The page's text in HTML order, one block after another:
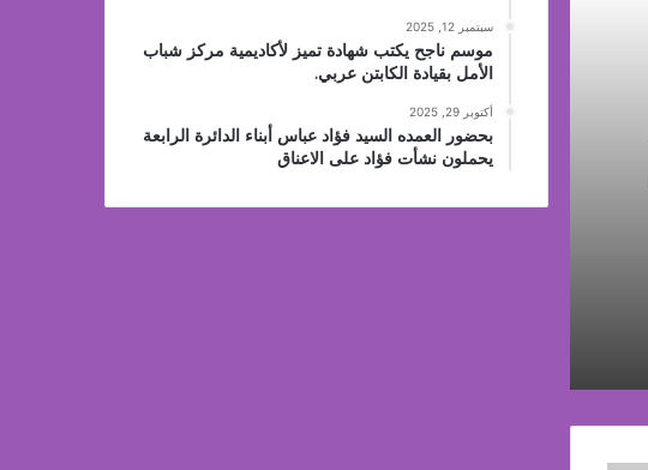
سبتمبر 12, 2025
موسم ناجح يكتب شهادة تميز لأكاديمية مركز شباب
الأمل بقيادة الكابتن عربي.
أكتوبر 29, 2025
بحضور العمده السيد فؤاد عباس أبناء الدائرة الرابعة
يحملون نشأت فؤاد على الاعناق